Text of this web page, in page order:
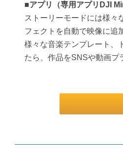
■アプリ（専用アプリDJI
ストーリーモードには様々
フェクトを自動で映像に追
様々な音楽テンプレート、
たら、作品をSNSや動画プ